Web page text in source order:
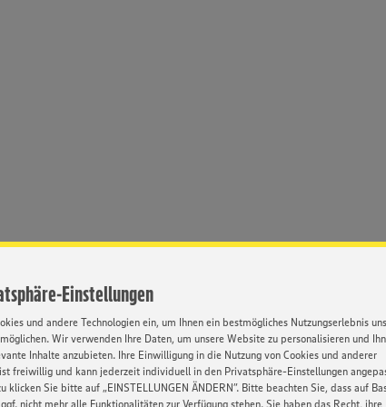
Einstellungen
und andere Technologien ein, um Ihnen ein bestmögliches Nutzungserlebnis
Wir verwenden Ihre Daten, um unsere Website zu personalisieren und
Inhalte anzubieten. Ihre Einwilligung in die Nutzung von Cookies und anderer
freiwillig und kann jederzeit individuell in den Privatsphäre-Einstellungen
klicken Sie bitte auf „EINSTELLUNGEN ÄNDERN”. Bitte beachten Sie, dass auf
nicht mehr alle Funktionalitäten zur Verfügung stehen. Sie haben das Recht, ihre